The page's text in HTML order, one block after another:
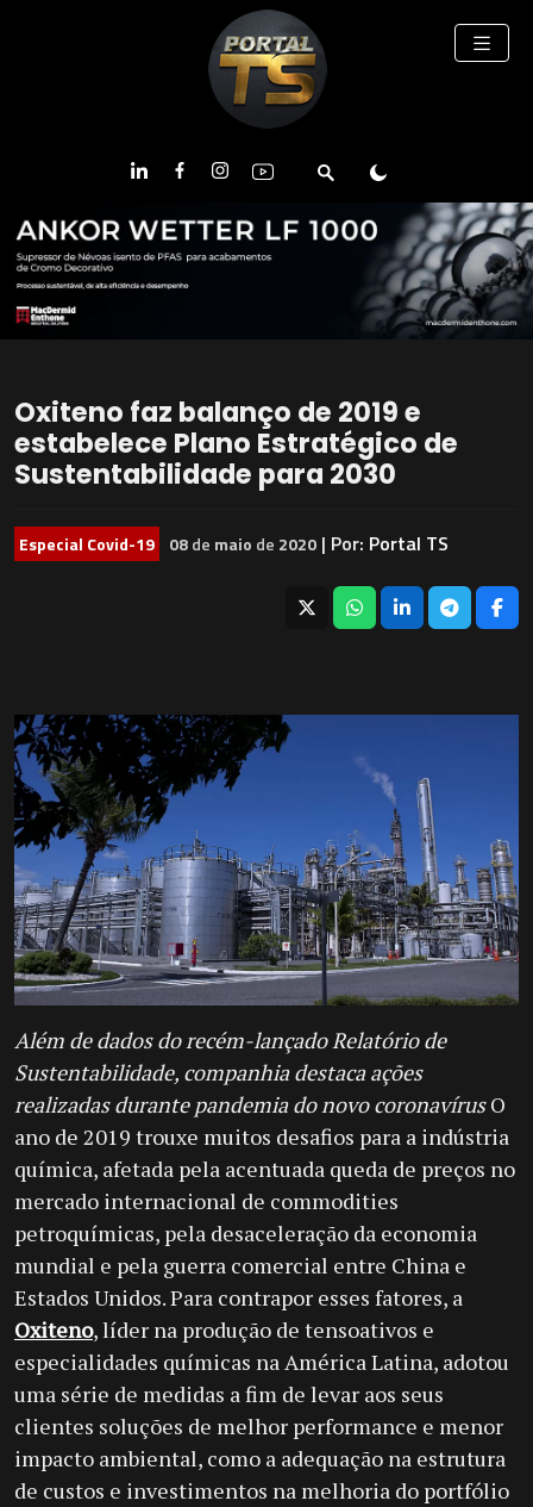
Oxiteno faz balanço de 2019 e
estabelece Plano Estratégico de
Sustentabilidade para 2030
Especial Covid-19 08de maio de 2020 | Por: Portal TS
Além de dados do recém-lançado Relatório de
Sustentabilidade, companhia destaca ações
realizadas durante pandemia do novo coronavírusO
ano de 2019 trouxe muitos desafios para a indústria
química, afetada pela acentuada queda de preços no
mercado internacional de commodities
petroquímicas, pela desaceleração da economia
mundial e pela guerra comercial entre China e
Estados Unidos. Para contrapor esses fatores, a
Oxiteno, líder na produção de tensoativos e
especialidades químicas na América Latina, adotou
uma série de medidas a fim de levar aos seus
clientes soluções de melhor performance e menor
impacto ambiental, como a adequação na estrutura
de custos e investimentos na melhoria do portfólio